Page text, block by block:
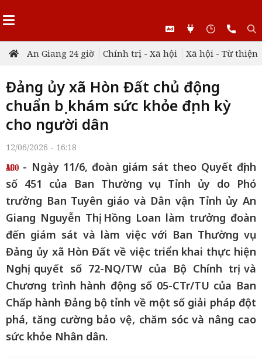
An Giang 24 giờ Chính trị - Xã hội Xã hội - Từ thiện
Đảng ủy xã Hòn Đất chủ động
chuẩn bị khám sức khỏe định kỳ
cho người dân
12/06/2026 - 16:18
- Ngày 11/6, đoàn giám sát theo Quyết định
số 451 của Ban Thường vụ Tỉnh ủy do Phó
trưởng Ban Tuyên giáo và Dân vận Tỉnh ủy An
Giang Nguyễn Thị Hồng Loan làm trưởng đoàn
đến giám sát và làm việc với Ban Thường vụ
Đảng ủy xã Hòn Đất về việc triển khai thực hiện
Nghị quyết số 72-NQ/TW của Bộ Chính trị và
Chương trình hành động số 05-CTr/TU của Ban
Chấp hành Đảng bộ tỉnh về một số giải pháp đột
phá, tăng cường bảo vệ, chăm sóc và nâng cao
sức khỏe Nhân dân.